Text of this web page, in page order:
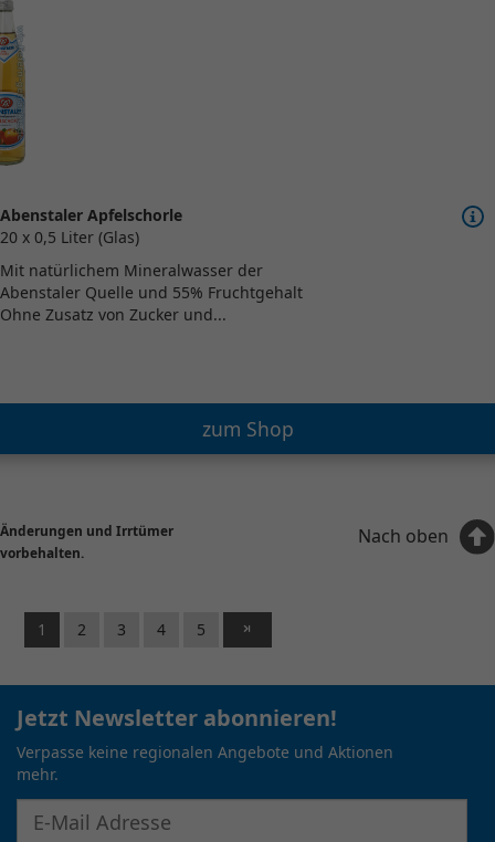
Abenstaler Apfelschorle
20 x 0,5 Liter (Glas)
Mit natürlichem Mineralwasser der
Abenstaler Quelle und 55% Fruchtgehalt
Ohne Zusatz von Zucker und...
zum Shop
Änderungen und Irrtümer
vorbehalten.
Nach oben
1 2 3 4 5
Jetzt Newsletter abonnieren!
Verpasse keine regionalen Angebote und Aktionen
mehr.